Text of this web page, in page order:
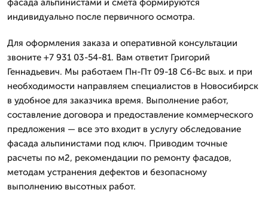
фасада альпинистами и смета формируются
индивидуально после первичного осмотра.
Для оформления заказа и оперативной консультации
звоните +7 931 03-54-81. Вам ответит Григорий
Геннадьевич. Мы работаем Пн-Пт 09-18 Сб-Вс вых. и при
необходимости направляем специалистов в Новосибирск
в удобное для заказчика время. Выполнение работ,
составление договора и предоставление коммерческого
предложения — все это входит в услугу обследование
фасада альпинистами под ключ. Приводим точные
расчеты по м2, рекомендации по ремонту фасадов,
методам устранения дефектов и безопасному
выполнению высотных работ.